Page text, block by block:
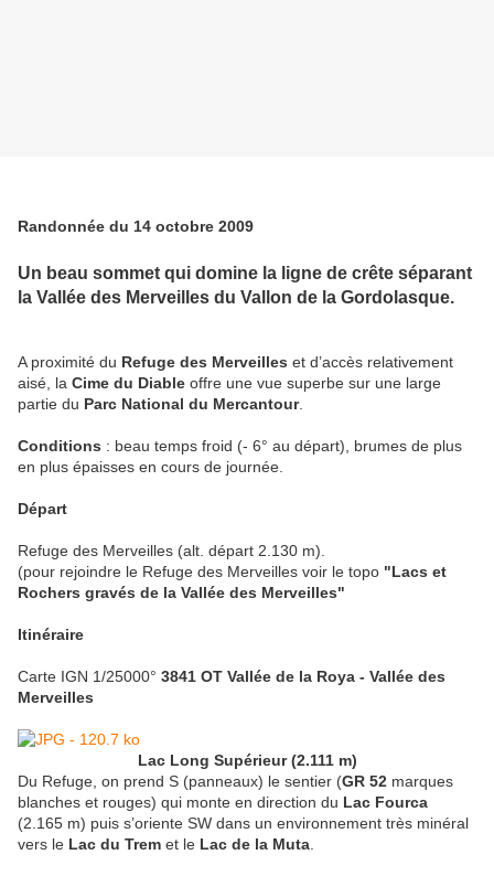
Randonnée du 14 octobre 2009
Un beau sommet qui domine la ligne de crête séparant
la Vallée des Merveilles du Vallon de la Gordolasque.
A proximité du Refuge des Merveilles et d’accès relativement
aisé, la Cime du Diable offre une vue superbe sur une large
partie du Parc National du Mercantour.
Conditions : beau temps froid (- 6° au départ), brumes de plus
en plus épaisses en cours de journée.
Départ
Refuge des Merveilles (alt. départ 2.130 m).
(pour rejoindre le Refuge des Merveilles voir le topo "Lacs et
Rochers gravés de la Vallée des Merveilles"
Itinéraire
Carte IGN 1/25000° 3841 OT Vallée de la Roya - Vallée des
Merveilles
Lac Long Supérieur (2.111 m)
Du Refuge, on prend S (panneaux) le sentier (GR 52 marques
blanches et rouges) qui monte en direction du Lac Fourca
(2.165 m) puis s’oriente SW dans un environnement très minéral
vers le Lac du Trem et le Lac de la Muta